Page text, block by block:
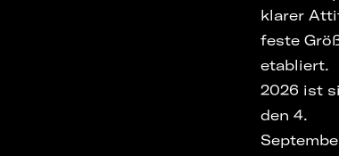
klarer
feste
etabliert.
2026 ist
den 4.